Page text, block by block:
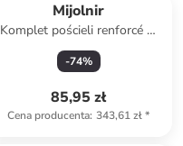
Mijolnir
Komplet pościeli renforcé w
kolorze kremowo-brązowym
-74%
85,95 zł
Cena producenta: 343,61 zł*